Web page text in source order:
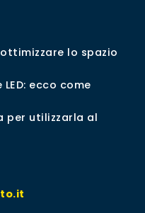
lo spazio
ecco come
per utilizzarla al